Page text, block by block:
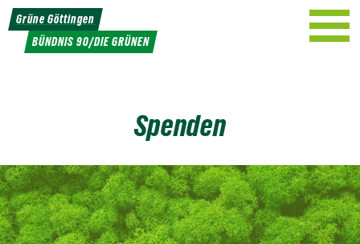
Weiter
zum
Inhalt
Grüne Göttingen
BÜNDNIS 90/DIE GRÜNEN
Spenden